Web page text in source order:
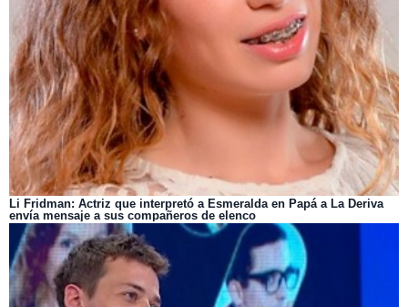
Li Fridman: Actriz que interpretó a Esmeralda en Papá a La Deriva
envía mensaje a sus compañeros de elenco